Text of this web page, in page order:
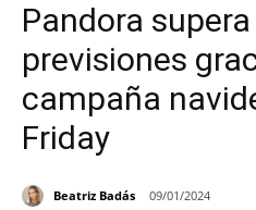
Pandora
previsiones
campaña
Friday
Beatriz Badás 09/01/2024